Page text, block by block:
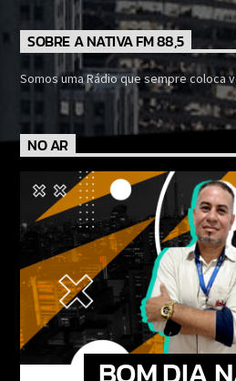
SOBRE A NATIVA FM 88,5
Somos uma Rádio que sempre coloca
NO AR